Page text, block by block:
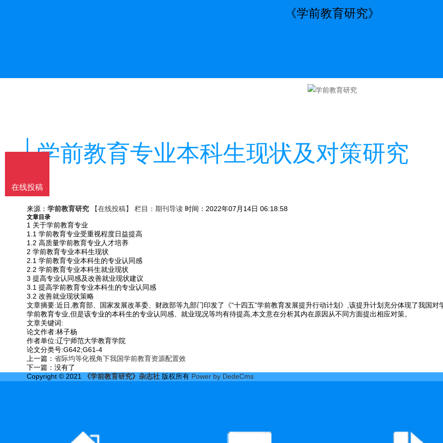
《学前教育研究》
学前教育专业本科生现状及对策研究
来源： 学前教育研究 【在线投稿】 栏目： 期刊导读时间：2022年07月14日 06:18:58
文章目录
1 关于学前教育专业
1.1 学前教育专业受重视程度日益提高
1.2 高质量学前教育专业人才培养
2 学前教育专业本科生现状
2.1 学前教育专业本科生的专业认同感
2.2 学前教育专业本科生就业现状
3 提高专业认同感及改善就业现状建议
3.1 提高学前教育专业本科生的专业认同感
3.2 改善就业现状策略
文章摘要:近日,教育部、国家发展改革委、财政部等九部门印发了《“十四五”学前教育发展提升行动计划》,该提升计划充分体现了我国
学前教育专业,但是该专业的本科生的专业认同感、就业现况等均有待提高,本文意在分析其内在原因从不同方面提出相应对策。
文章关键词:
论文作者:林子杨
作者单位:辽宁师范大学教育学院
论文分类号:G642;G61-4
上一篇： 省际均等化视角下我国学前教育资源配置效
下一篇：没有了
Copyright © 2021
《学前教育研究》杂志社版权所有 Power by DedeCms
在线投稿